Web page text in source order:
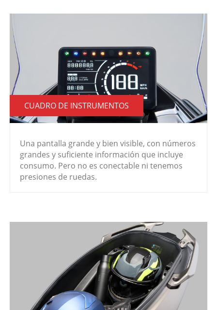
CUADRO DE INSTRUMENTOS
Una pantalla grande y bien visible, con números
grandes y suficiente información que incluye
consumo. Pero no es conectable ni tenemos
presiones de ruedas.